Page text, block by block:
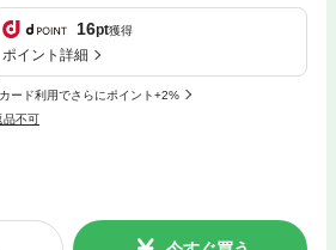
16pt獲得
ポイント詳細
ード利用でさらにポイント+2%
品不可